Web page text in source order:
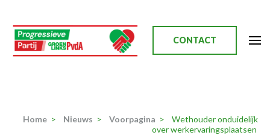
naar
inhoud
(Druk
CONTACT
Home > Nieuws > Voorpagina >
Wethouder onduidelijk
over werkervaringsplaatsen